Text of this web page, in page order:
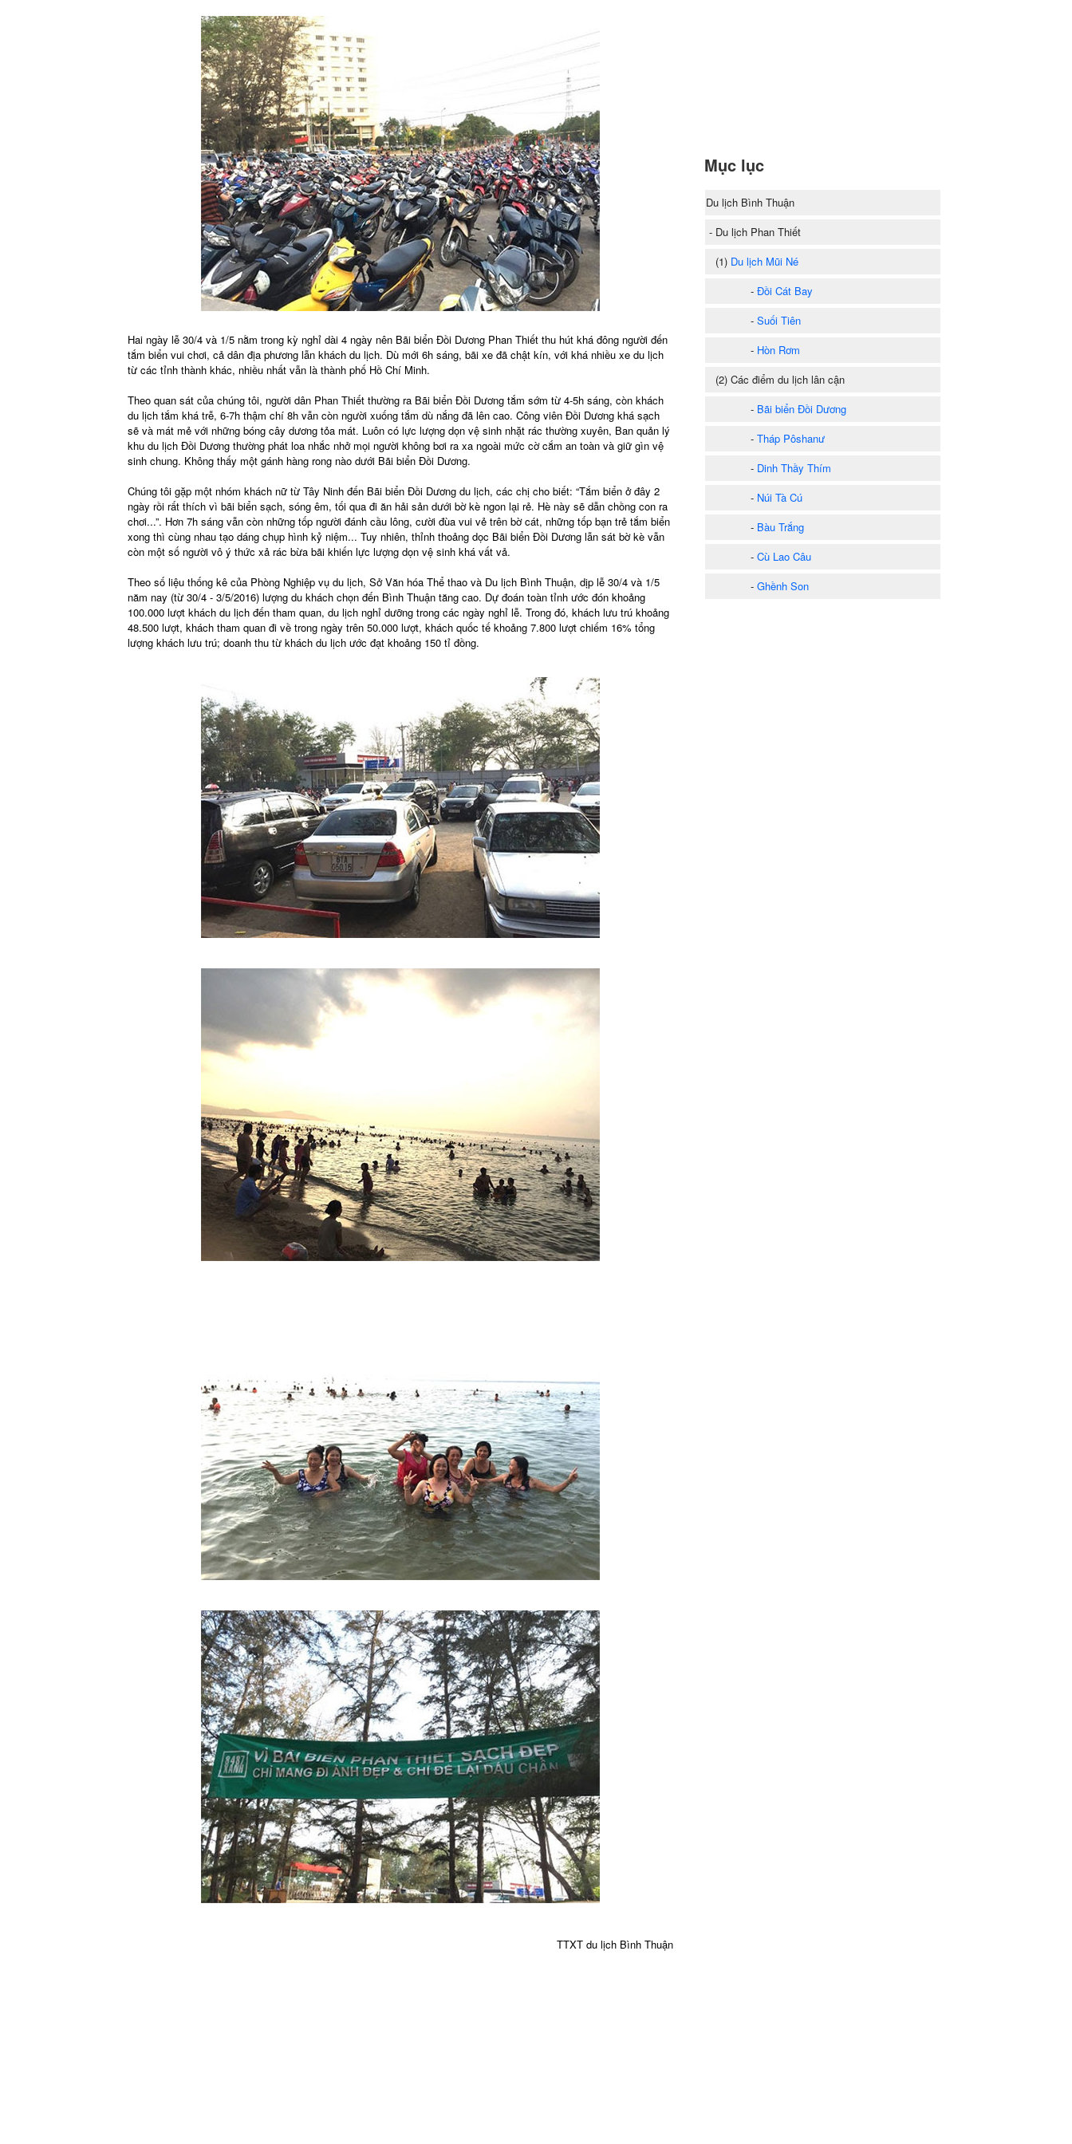
Hai ngày lễ 30/4 và 1/5 nằm trong kỳ nghỉ dài 4 ngày nên Bãi biển Đồi Dương Phan Thiết thu hút khá đông người đến
tắm biển vui chơi, cả dân địa phương lẫn khách du lịch. Dù mới 6h sáng, bãi xe đã chật kín, với khá nhiều xe du lịch
từ các tỉnh thành khác, nhiều nhất vẫn là thành phố Hồ Chí Minh.
Theo quan sát của chúng tôi, người dân Phan Thiết thường ra Bãi biển Đồi Dương tắm sớm từ 4-5h sáng, còn khách
du lịch tắm khá trễ, 6-7h thậm chí 8h vẫn còn người xuống tắm dù nắng đã lên cao. Công viên Đồi Dương khá sạch
sẽ và mát mẻ với những bóng cây dương tỏa mát. Luôn có lực lượng dọn vệ sinh nhặt rác thường xuyên, Ban quản lý
khu du lịch Đồi Dương thường phát loa nhắc nhở mọi người không bơi ra xa ngoài mức cờ cắm an toàn và giữ gìn vệ
sinh chung. Không thấy một gánh hàng rong nào dưới Bãi biển Đồi Dương.
Chúng tôi gặp một nhóm khách nữ từ Tây Ninh đến Bãi biển Đồi Dương du lịch, các chị cho biết: “Tắm biển ở đây 2
ngày rồi rất thích vì bãi biển sạch, sóng êm, tối qua đi ăn hải sản dưới bờ kè ngon lại rẻ. Hè này sẽ dẫn chồng con ra
chơi...”. Hơn 7h sáng vẫn còn những tốp người đánh cầu lông, cười đùa vui vẻ trên bờ cát, những tốp bạn trẻ tắm biển
xong thì cùng nhau tạo dáng chụp hình kỷ niệm... Tuy nhiên, thỉnh thoảng dọc Bãi biển Đồi Dương lẫn sát bờ kè vẫn
còn một số người vô ý thức xả rác bừa bãi khiến lực lượng dọn vệ sinh khá vất vả.
Theo số liệu thống kê của Phòng Nghiệp vụ du lịch, Sở Văn hóa Thể thao và Du lịch Bình Thuận, dịp lễ 30/4 và 1/5
năm nay (từ 30/4 - 3/5/2016) lượng du khách chọn đến Bình Thuận tăng cao. Dự đoán toàn tỉnh ước đón khoảng
100.000 lượt khách du lịch đến tham quan, du lịch nghỉ dưỡng trong các ngày nghỉ lễ. Trong đó, khách lưu trú khoảng
48.500 lượt, khách tham quan đi về trong ngày trên 50.000 lượt, khách quốc tế khoảng 7.800 lượt chiếm 16% tổng
lượng khách lưu trú; doanh thu từ khách du lịch ước đạt khoảng 150 tỉ đồng.
TTXT du lịch Bình Thuận
Mục lục
Du lịch Bình Thuận
- Du lịch Phan Thiết
(1) Du lịch Mũi Né
- Đồi Cát Bay
- Suối Tiên
- Hòn Rơm
(2) Các điểm du lịch lân cận
- Bãi biển Đồi Dương
- Tháp Pôshanư
- Dinh Thầy Thím
- Núi Tà Cú
- Bàu Trắng
- Cù Lao Câu
- Ghềnh Son